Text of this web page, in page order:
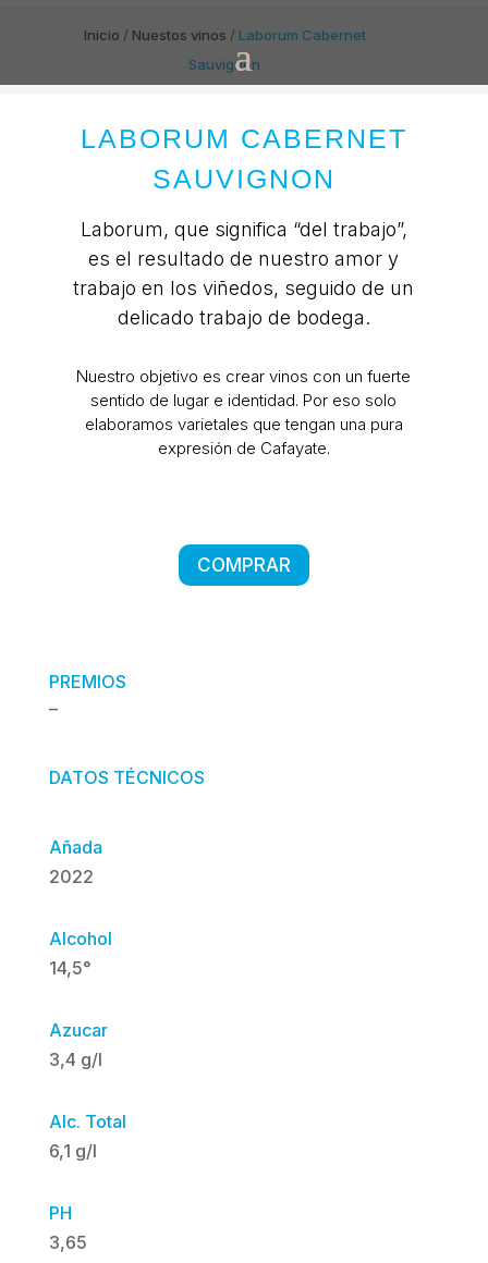
Inicio / Nuestos vinos / Laborum Cabernet
Sauvignon
LABORUM CABERNET
SAUVIGNON
Laborum, que significa “del trabajo”,
es el resultado de nuestro amor y
trabajo en los viñedos, seguido de un
delicado trabajo de bodega.
Nuestro objetivo es crear vinos con un fuerte
sentido de lugar e identidad. Por eso solo
elaboramos varietales que tengan una pura
expresión de Cafayate.
COMPRAR
PREMIOS
–
DATOS TÉCNICOS
Añada
2022
Alcohol
14,5°
Azucar
3,4 g/l
Alc. Total
6,1 g/l
PH
3,65